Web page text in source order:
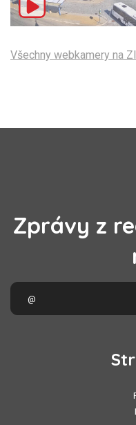
Všechny webkamery na
Zprávy z